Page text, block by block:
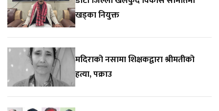
खड्का नियुक्त
मदिराको नसामा शिक्षकद्वारा श्रीमतीको
हत्या, पक्राउ